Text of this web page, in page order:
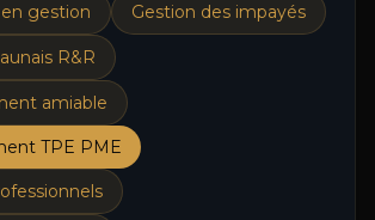
gestion Gestion des impayés
R&R
amiable
TPE PME